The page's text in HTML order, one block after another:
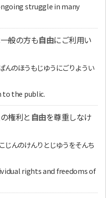
struggle in many
般の方も自由にご利用い
んのほうもじゆうにごりようい
to the public.
権利と 自由を尊重しなけ
じんのけんりとじゆうをそんち
rights and freedoms of